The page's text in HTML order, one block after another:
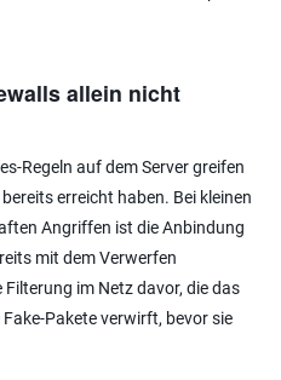
allein nicht
Regeln auf dem Server greifen
erreicht haben. Bei kleinen
Angriffen ist die Anbindung
mit dem Verwerfen
im Netz davor, die das
Pakete verwirft, bevor sie